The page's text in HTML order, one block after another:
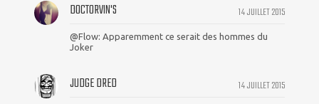
14 JUILLET 2015
DOCTORVIN'S
@Flow: Apparemment ce serait des hommes du
Joker
14 JUILLET 2015
JUDGE DRED